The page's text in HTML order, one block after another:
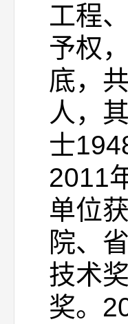
工程
予权
底，
人，
士
2011
单位
院、
技术
奖。